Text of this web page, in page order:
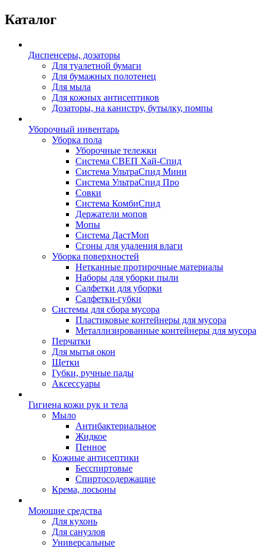
Каталог
Диспенсеры, дозаторы
Для туалетной бумаги
Для бумажных полотенец
Для мыла
Для кожных антисептиков
Дозаторы, на канистру, бутылку, помпы
Уборочный инвентарь
Уборка пола
Уборочные тележки
Система СВЕП Хай-Спид
Система УльтраСпид Мини
Система УльтраСпид Про
Совки
Система КомбиСпид
Держатели мопов
Мопы
Система ДастМоп
Сгоны для удаления влаги
Уборка поверхностей
Нетканные протирочные материалы
Наборы для уборки пыли
Салфетки для уборки
Салфетки-губки
Системы для сбора мусора
Пластиковые контейнеры для мусора
Металлизированные контейнеры для мусора
Перчатки
Для мытья окон
Щетки
Губки, ручные пады
Аксессуары
Гигиена кожи рук и тела
Мыло
Антибактериальное
Жидкое
Пенное
Кожные антисептики
Бесспиртовые
Cпиртосодержащие
Крема, лосьоны
Моющие средства
Для кухонь
Для санузлов
Универсальные